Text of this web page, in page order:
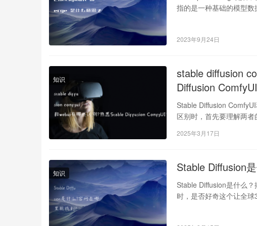
指的是一种基础的模型
2023年9月24日
知识
stable diffusion
Diffusion
Stable Diffusion
区别时，首先要理解两
2025年3月17日
知识 Stable Diffusion
Stable Diffusion是什么
时，是否好奇这个让全